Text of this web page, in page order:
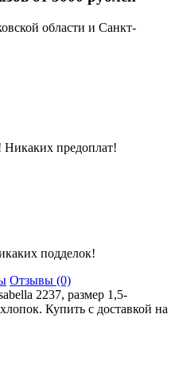
области и Санкт-
Никаких предоплат!
подделок!
Отзывы (0)
2237, размер 1,5-
Купить с доставкой на